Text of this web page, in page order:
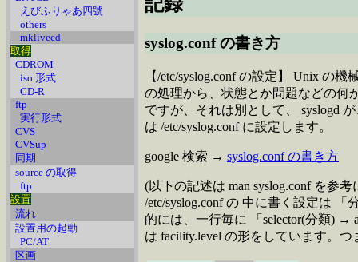
えびふりゃあ四號
others
mklivecd
取得
CDROM
iso 形式
CD-R
ftp
実行形式
CVS
CVSup
同期
source の取得
ftp
設置
流れ
設置用の起動
PC/AT
区画
syslog.conf の書き方
【/etc/syslog.conf の設定】 Unix の
の処理から、状態とか問題などの何
ですが、それは別として、 syslogd
は /etc/syslog.conf に設定します。
google 検索 → syslog.conf の書き方
(以下の記述は man syslog.conf を参
/etc/syslog.conf の 中に書く設定は
的には、一行毎に 「selector(分類) →
は facility.level の形をしています。